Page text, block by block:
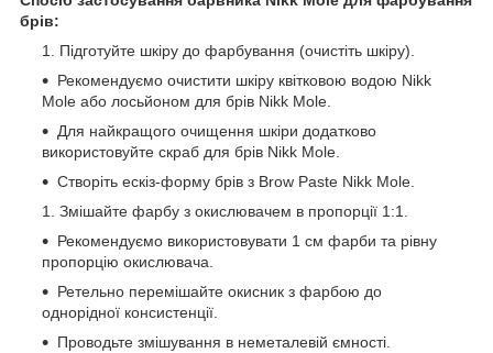
брів:
Підготуйте шкіру до фарбування (очистіть шкіру).
Рекомендуємо очистити шкіру квітковою водою Nikk
Mole або лосьйоном для брів Nikk Mole.
Для найкращого очищення шкіри додатково
використовуйте скраб для брів Nikk Mole.
Створіть ескіз-форму брів з Brow Paste Nikk Mole.
Змішайте фарбу з окислювачем в пропорції 1:1.
Рекомендуємо використовувати 1 см фарби та рівну
пропорцію окислювача.
Ретельно перемішайте окисник з фарбою до
однорідної консистенції.
Проводьте змішування в неметалевій ємності.